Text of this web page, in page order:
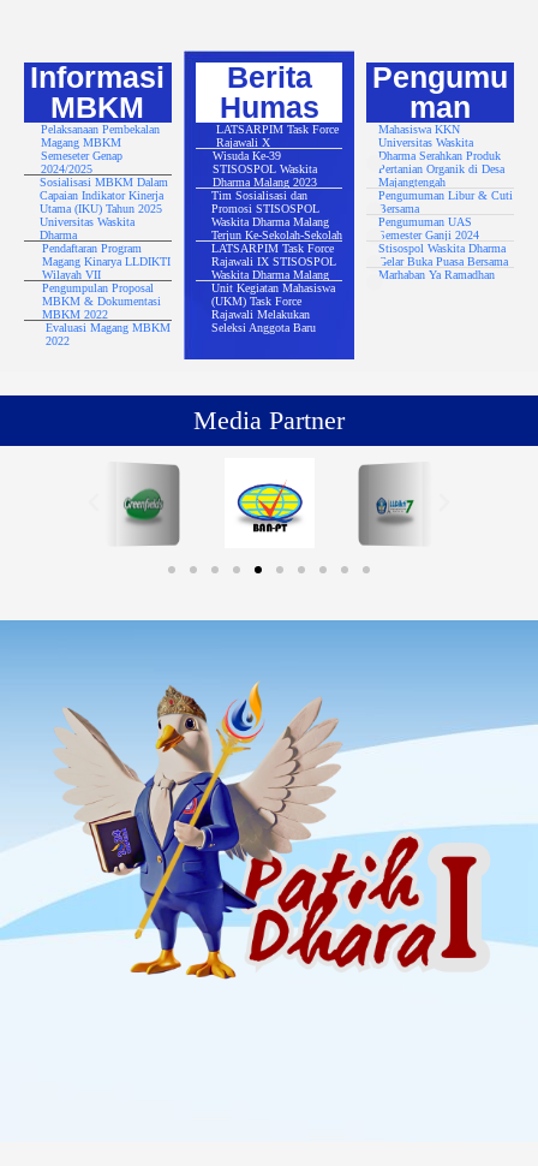
Informasi
MBKM
Pelaksanaan Pembekalan
Magang MBKM
Semeseter Genap
2024/2025
Sosialisasi MBKM Dalam
Capaian Indikator Kinerja
Utama (IKU) Tahun 2025
Universitas Waskita
Dharma
Pendaftaran Program
Magang Kinarya LLDIKTI
Wilayah VII
Pengumpulan Proposal
MBKM & Dokumentasi
MBKM 2022
Evaluasi Magang MBKM
2022
Berita
Humas
LATSARPIM Task Force
Rajawali X
Wisuda Ke-39
STISOSPOL Waskita
Dharma Malang 2023
Tim Sosialisasi dan
Promosi STISOSPOL
Waskita Dharma Malang
Terjun Ke-Sekolah-Sekolah
LATSARPIM Task Force
Rajawali IX STISOSPOL
Waskita Dharma Malang
Unit Kegiatan Mahasiswa
(UKM) Task Force
Rajawali Melakukan
Seleksi Anggota Baru
Pengumu
man
Mahasiswa KKN
Universitas Waskita
Dharma Serahkan Produk
Pertanian Organik di Desa
Majangtengah
Pengumuman Libur & Cuti
Bersama
Pengumuman UAS
Semester Ganji 2024
Stisospol Waskita Dharma
Gelar Buka Puasa Bersama
Marhaban Ya Ramadhan
Media Partner